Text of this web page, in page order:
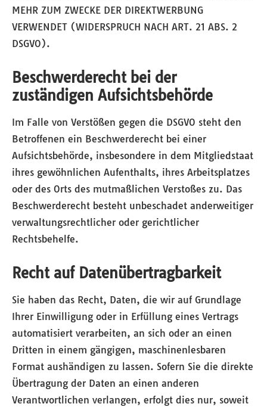
MEHR ZUM ZWECKE DER DIREKTWERBUNG
VERWENDET (WIDERSPRUCH NACH ART. 21 ABS. 2
DSGVO).
Beschwerde­recht bei der
zuständigen Aufsichts­behörde
Im Falle von Verstößen gegen die DSGVO steht den
Betroffenen ein Beschwerderecht bei einer
Aufsichtsbehörde, insbesondere in dem Mitgliedstaat
ihres gewöhnlichen Aufenthalts, ihres Arbeitsplatzes
oder des Orts des mutmaßlichen Verstoßes zu. Das
Beschwerderecht besteht unbeschadet anderweitiger
verwaltungsrechtlicher oder gerichtlicher
Rechtsbehelfe.
Recht auf Daten­übertrag­barkeit
Sie haben das Recht, Daten, die wir auf Grundlage
Ihrer Einwilligung oder in Erfüllung eines Vertrags
automatisiert verarbeiten, an sich oder an einen
Dritten in einem gängigen, maschinenlesbaren
Format aushändigen zu lassen. Sofern Sie die direkte
Übertragung der Daten an einen anderen
Verantwortlichen verlangen, erfolgt dies nur, soweit